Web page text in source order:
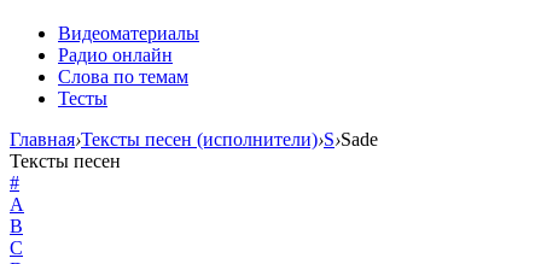
Видеоматериалы
Радио онлайн
Слова по темам
Тесты
Главная›Тексты песен (исполнители)›S›Sade
Тексты песен
#
A
B
C